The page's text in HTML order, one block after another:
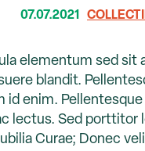
07.07.2021
elementum sed sit
blandit.
enim.
lectus. Sed
Curae; Donec